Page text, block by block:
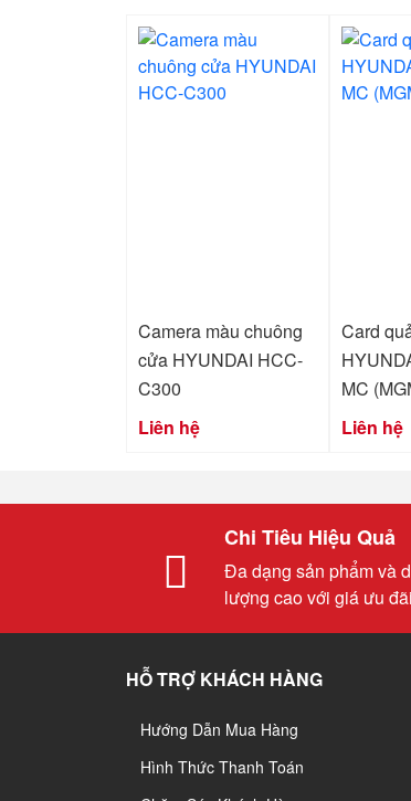
Camera màu chuông
cửa HYUNDAI HCC-
C300
Liên hệ
Card
MC
Liên hệ
Chi Tiêu Hiệu Quả
Đa dạng sản phẩm và
lượng cao với giá ưu đãi
HỖ TRỢ KHÁCH HÀNG
Hướng Dẫn Mua Hàng
Hình Thức Thanh Toán